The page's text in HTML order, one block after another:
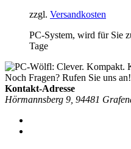
zzgl. Versandkosten
PC-System, wird für Sie
Tage
Noch Fragen? Rufen Sie uns an!
Kontakt-Adresse
Hörmannsberg 9, 94481